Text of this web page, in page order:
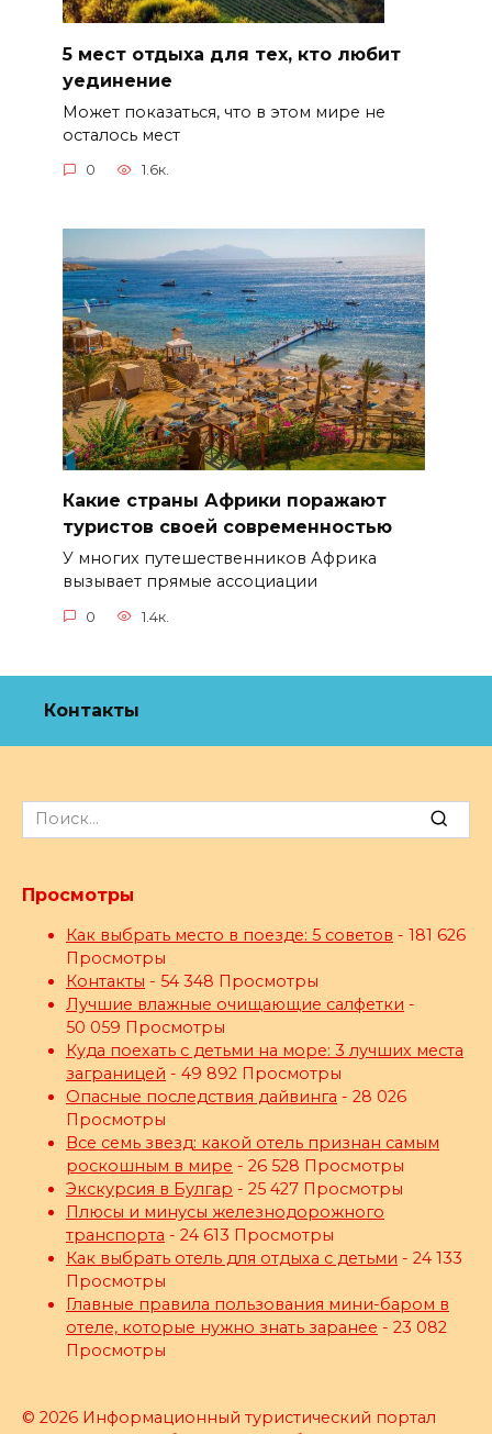
5 мест отдыха для тех, кто любит
уединение
Может показаться, что в этом мире не
осталось мест
0 1.6к.
Какие страны Африки поражают
туристов своей современностью
У многих путешественников Африка
вызывает прямые ассоциации
0 1.4к.
Контакты
Search
for:
Просмотры
Как выбрать место в поезде: 5 советов - 181 626
Просмотры
Контакты - 54 348 Просмотры
Лучшие влажные очищающие салфетки -
50 059 Просмотры
Куда поехать с детьми на море: 3 лучших места
заграницей - 49 892 Просмотры
Опасные последствия дайвинга - 28 026
Просмотры
Все семь звезд: какой отель признан самым
роскошным в мире - 26 528 Просмотры
Экскурсия в Булгар - 25 427 Просмотры
Плюсы и минусы железнодорожного
транспорта - 24 613 Просмотры
Как выбрать отель для отдыха с детьми - 24 133
Просмотры
Главные правила пользования мини-баром в
отеле, которые нужно знать заранее - 23 082
Просмотры
© 2026 Информационный туристический портал